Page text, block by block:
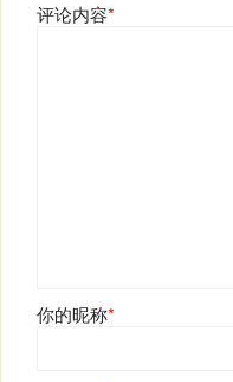
评论内容*
你的昵称*